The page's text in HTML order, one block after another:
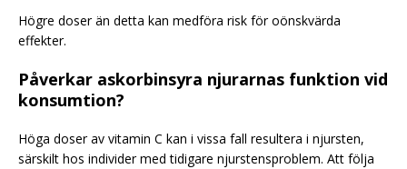
Högre doser än detta kan medföra risk för oönskvärda
effekter.
Påverkar askorbinsyra njurarnas funktion vid
konsumtion?
Höga doser av vitamin C kan i vissa fall resultera i njursten,
särskilt hos individer med tidigare njurstensproblem. Att följa